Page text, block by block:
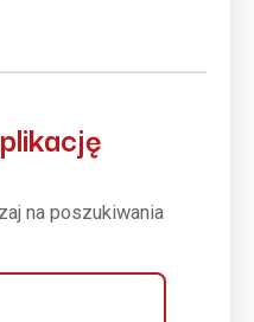
na poszukiwania